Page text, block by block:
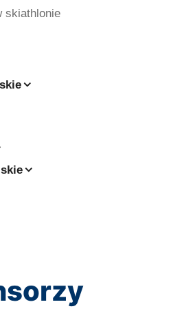
skiathlonie